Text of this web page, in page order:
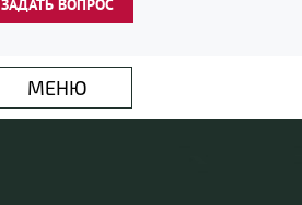
ЗАДАТЬ ВОПРОС
МЕНЮ